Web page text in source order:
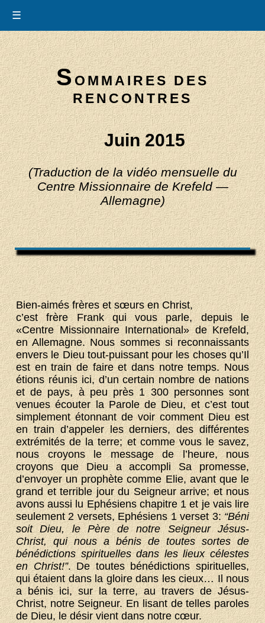
☰
SOMMAIRES DES
RENCONTRES
Juin 2015
(Traduction de la vidéo mensuelle du
Centre Missionnaire de Krefeld —
Allemagne)
Bien-aimés frères et sœurs en Christ,
c’est frère Frank qui vous parle, depuis le
«Centre Missionnaire International» de Krefeld,
en Allemagne. Nous sommes si reconnaissants
envers le Dieu tout-puissant pour les choses qu’Il
est en train de faire et dans notre temps. Nous
étions réunis ici, d’un certain nombre de nations
et de pays, à peu près 1 300 personnes sont
venues écouter la Parole de Dieu, et c’est tout
simplement étonnant de voir comment Dieu est
en train d’appeler les derniers, des différentes
extrémités de la terre; et comme vous le savez,
nous croyons le message de l’heure, nous
croyons que Dieu a accompli Sa promesse,
d’envoyer un prophète comme Elie, avant que le
grand et terrible jour du Seigneur arrive; et nous
avons aussi lu Ephésiens chapitre 1 et je vais lire
seulement 2 versets, Ephésiens 1 verset 3:“Béni
soit Dieu, le Père de notre Seigneur Jésus-
Christ, qui nous a bénis de toutes sortes de
bénédictions spirituelles dans les lieux célestes
en Christ!”. De toutes bénédictions spirituelles,
qui étaient dans la gloire dans les cieux… Il nous
a bénis ici, sur la terre, au travers de Jésus-
Christ, notre Seigneur. En lisant de telles paroles
de Dieu, le désir vient dans notre cœur.